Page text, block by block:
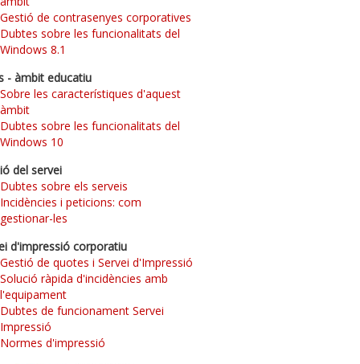
Gestió de contrasenyes corporatives
Dubtes sobre les funcionalitats del
Windows 8.1
- àmbit educatiu
Sobre les característiques d'aquest
àmbit
Dubtes sobre les funcionalitats del
Windows 10
del servei
Dubtes sobre els serveis
Incidències i peticions: com
gestionar-les
d'impressió corporatiu
Gestió de quotes i Servei d'Impressió
Solució ràpida d'incidències amb
l'equipament
Dubtes de funcionament Servei
Impressió
Normes d'impressió